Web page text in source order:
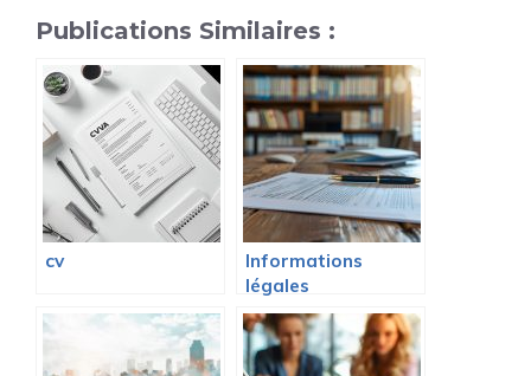
Publications Similaires :
cv
Informations
légales